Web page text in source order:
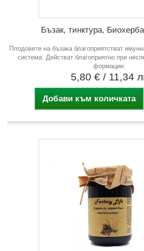
Бъзак, тинктура,
Плодовете на бъзака благоприятстват
система. Действат благоприятно при
формации.
5,80 € / 11,34
Добави към количката